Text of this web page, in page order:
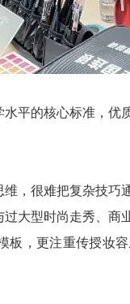
平的核心标准，
，很难把复杂技
大型时尚走秀、
板，更注重传授妆